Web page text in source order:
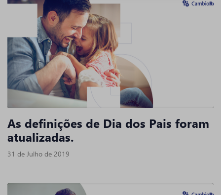
As definições de Dia dos Pais foram
atualizadas.
31 de Julho de 2019